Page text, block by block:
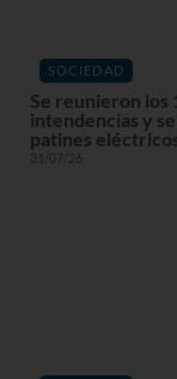
SOCIEDAD
Se reunieron los
intendencias y
patines
31/07/26